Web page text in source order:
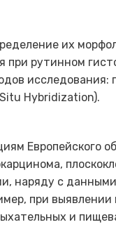
их
рутинном
исследования:
Hybridization).
Европейского
наряду с
при выявлении
и